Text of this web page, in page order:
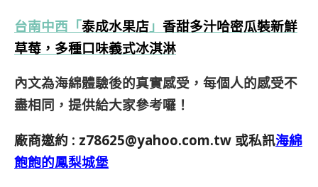
台南中西 「泰成水果店 」 香甜多汁哈密瓜裝新鮮
草莓，多種口味義式冰淇淋
內文為海綿體驗後的真實感受，每個人的感受不
盡相同，提供給大家參考囉！
廠商邀約 : z78625@yahoo.com.tw 或私訊海綿
飽飽的鳳梨城堡